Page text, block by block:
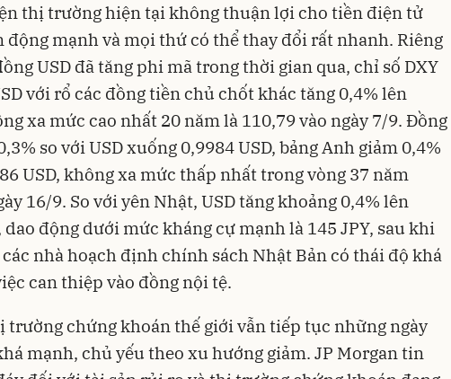
thị trường hiện tại không thuận lợi cho tiền điện tử
động mạnh và mọi thứ có thể thay đổi rất nhanh. Riêng
USD đã tăng phi mã trong thời gian qua, chỉ số DXY
với rổ các đồng tiền chủ chốt khác tăng 0,4% lên
xa mức cao nhất 20 năm là 110,79 vào ngày 7/9. Đồng
so với USD xuống 0,9984 USD, bảng Anh giảm 0,4%
USD, không xa mức thấp nhất trong vòng 37 năm
16/9. So với yên Nhật, USD tăng khoảng 0,4% lên
dao động dưới mức kháng cự mạnh là 145 JPY, sau khi
nhà hoạch định chính sách Nhật Bản có thái độ khá
can thiệp vào đồng nội tệ.
trường chứng khoán thế giới vẫn tiếp tục những ngày
mạnh, chủ yếu theo xu hướng giảm. JP Morgan tin